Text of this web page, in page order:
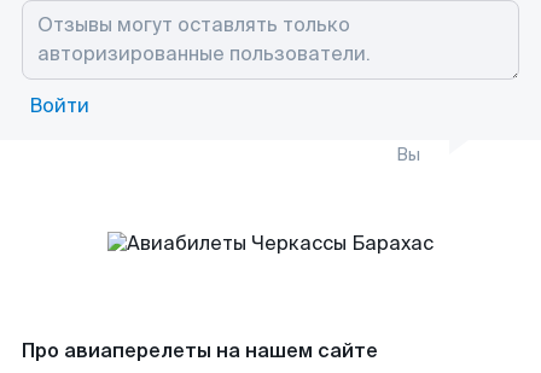
Войти
Вы
Про авиаперелеты на нашем сайте